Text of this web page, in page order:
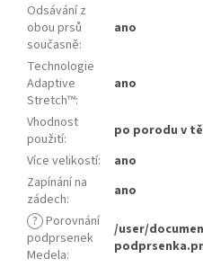
Odsávání z
obou prsů
současně:
ano
Technologie
Adaptive
Stretch™:
ano
Vhodnost
použití:
po porodu v
Více velikostí:
ano
Zapínání na
zádech:
ano
? Porovnání
podprsenek
Medela:
/user/